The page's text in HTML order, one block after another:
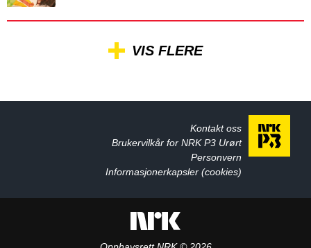
VIS FLERE
Kontakt oss
Brukervilkår for NRK P3 Urørt
Personvern
Informasjonerkapsler (cookies)